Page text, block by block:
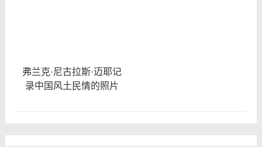
弗兰克·尼古拉斯·迈耶记
录中国风土民情的照片